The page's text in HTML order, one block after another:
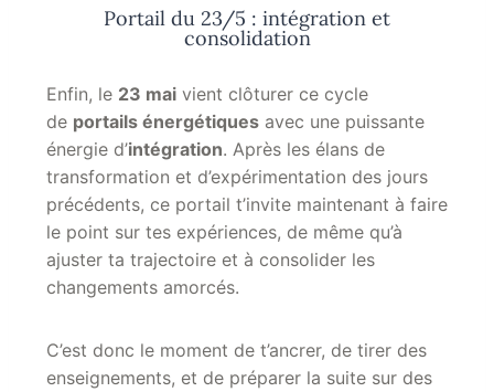
Portail du 23/5 : intégration et
consolidation
Enfin, le 23 mai vient clôturer ce cycle
de portails énergétiques avec une puissante
énergie d’intégration. Après les élans de
transformation et d’expérimentation des jours
précédents, ce portail t’invite maintenant à faire
le point sur tes expériences, de même qu’à
ajuster ta trajectoire et à consolider les
changements amorcés.
C’est donc le moment de t’ancrer, de tirer des
enseignements, et de préparer la suite sur des